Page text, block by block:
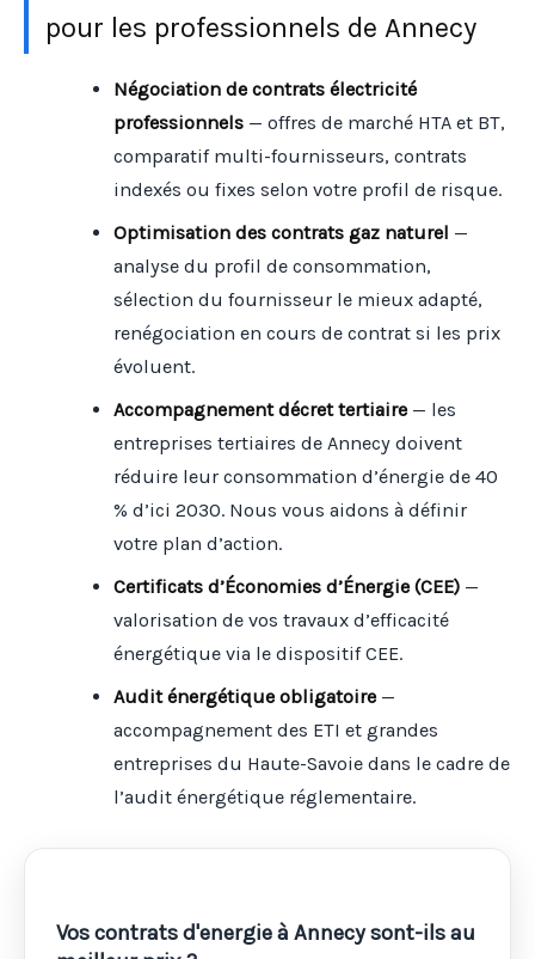
pour les professionnels de Annecy
Négociation de contrats électricité
professionnels— offres de marché HTA et BT,
comparatif multi-fournisseurs, contrats
indexés ou fixes selon votre profil de risque.
Optimisation des contrats gaz naturel —
analyse du profil de consommation,
sélection du fournisseur le mieux adapté,
renégociation en cours de contrat si les prix
évoluent.
Accompagnement décret tertiaire— les
entreprises tertiaires de Annecy doivent
réduire leur consommation d’énergie de 40
% d’ici 2030. Nous vous aidons à définir
votre plan d’action.
Certificats d’Économies d’Énergie (CEE)—
valorisation de vos travaux d’efficacité
énergétique via le dispositif CEE.
Audit énergétique obligatoire—
accompagnement des ETI et grandes
entreprises du Haute-Savoie dans le cadre de
l’audit énergétique réglementaire.
Vos contrats d'energie à Annecy sont-ils au